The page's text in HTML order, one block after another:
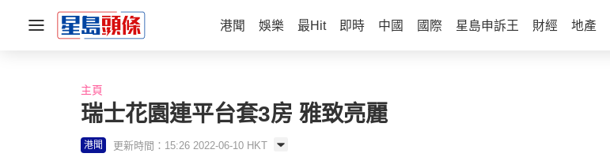
港聞 娛樂 最Hit 即時 中國 國際 星島申訴王 財經 地產
主頁
瑞士花園連平台套3房 雅致亮麗
港聞 更新時間：15:26 2022-06-10 HKT